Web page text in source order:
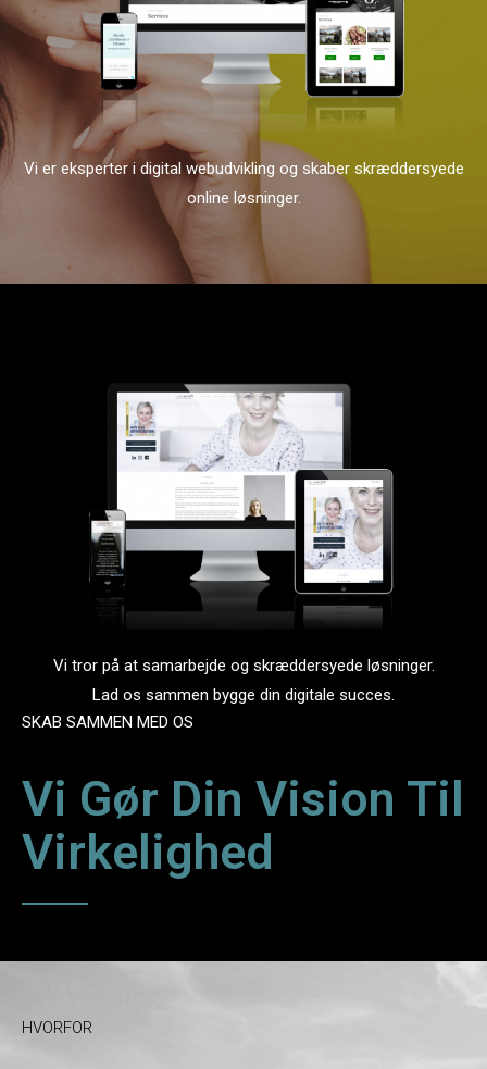
Vi er eksperter i digital webudvikling og skaber skræddersyede
online løsninger.
Vi tror på at samarbejde og skræddersyede løsninger.
Lad os sammen bygge din digitale succes.
SKAB SAMMEN MED OS
Vi Gør Din Vision Til
Virkelighed
HVORFOR